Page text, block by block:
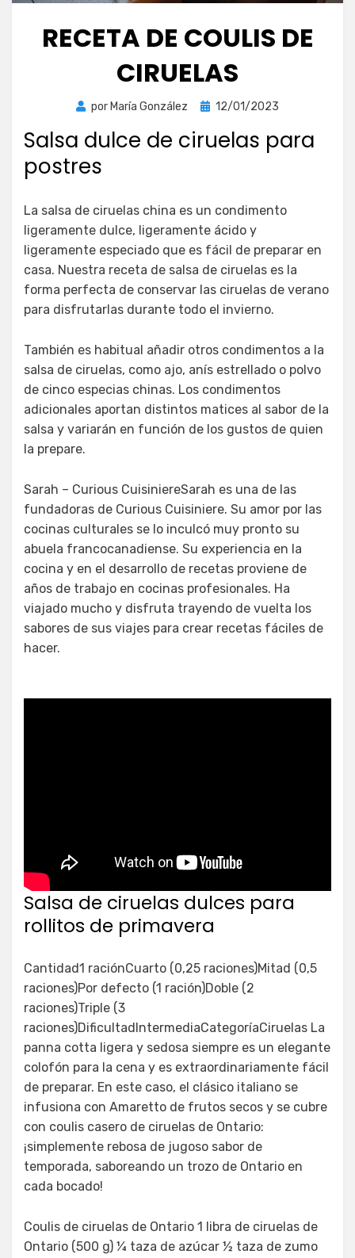
RECETA DE COULIS DE
CIRUELAS
por María González
Publicada
12/01/2023
Salsa dulce de ciruelas para
postres
La salsa de ciruelas china es un condimento
ligeramente dulce, ligeramente ácido y
ligeramente especiado que es fácil de preparar en
casa. Nuestra receta de salsa de ciruelas es la
forma perfecta de conservar las ciruelas de verano
para disfrutarlas durante todo el invierno.
También es habitual añadir otros condimentos a la
salsa de ciruelas, como ajo, anís estrellado o polvo
de cinco especias chinas. Los condimentos
adicionales aportan distintos matices al sabor de la
salsa y variarán en función de los gustos de quien
la prepare.
Sarah – Curious CuisiniereSarah es una de las
fundadoras de Curious Cuisiniere. Su amor por las
cocinas culturales se lo inculcó muy pronto su
abuela francocanadiense. Su experiencia en la
cocina y en el desarrollo de recetas proviene de
años de trabajo en cocinas profesionales. Ha
viajado mucho y disfruta trayendo de vuelta los
sabores de sus viajes para crear recetas fáciles de
hacer.
Salsa de ciruelas dulces para
rollitos de primavera
Cantidad1 raciónCuarto (0,25 raciones)Mitad (0,5
raciones)Por defecto (1 ración)Doble (2
raciones)Triple (3
raciones)DificultadIntermediaCategoríaCiruelas La
panna cotta ligera y sedosa siempre es un elegante
colofón para la cena y es extraordinariamente fácil
de preparar. En este caso, el clásico italiano se
infusiona con Amaretto de frutos secos y se cubre
con coulis casero de ciruelas de Ontario:
¡simplemente rebosa de jugoso sabor de
temporada, saboreando un trozo de Ontario en
cada bocado!
Coulis de ciruelas de Ontario 1 libra de ciruelas de
Ontario (500 g) ¼ taza de azúcar ½ taza de zumo